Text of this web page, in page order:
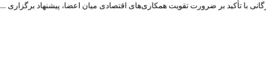
با تأکید بر ضرورت تقویت همکاری‌های اقتصادی میان اعضا، پیشنهاد برگزاری ...